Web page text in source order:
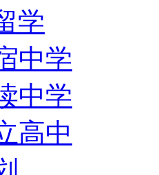
学
中学
中学
高中